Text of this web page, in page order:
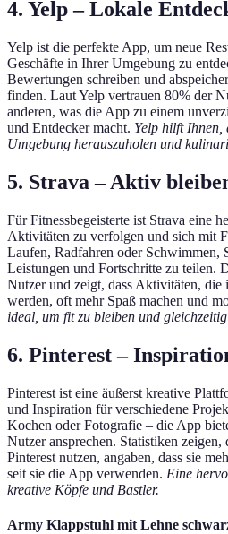
4. Yelp – Lokale
Yelp ist die perfekte App, um neue
Geschäfte in Ihrer Umgebung zu
Bewertungen schreiben und
finden. Laut Yelp vertrauen 80% der
anderen, was die App zu einem
und Entdecker macht. Yelp hilft Ihnen,
Umgebung herauszuholen und
5. Strava – Aktiv
Für Fitnessbegeisterte ist Strava eine
Aktivitäten zu verfolgen und sich mit
Laufen, Radfahren oder Schwimmen,
Leistungen und Fortschritte zu teilen.
Nutzer und zeigt, dass Aktivitäten,
werden, oft mehr Spaß machen und
ideal, um fit zu bleiben und
6. Pinterest –
Pinterest ist eine äußerst kreative
und Inspiration für verschiedene
Kochen oder Fotografie – die App
Nutzer ansprechen. Statistiken zeigen,
Pinterest nutzen, angaben, dass sie
seit sie die App verwenden. Eine
kreative Köpfe und Bastler.
Army Klappstuhl mit Lehne